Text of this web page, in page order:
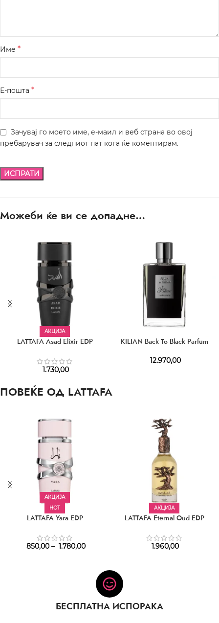
Име *
Е-пошта *
Зачувај го моето име, е-маил и веб страна во овој
пребарувач за следниот пат кога ќе коментирам.
Можеби ќе ви се допадне…
АКЦИЈА
LATTAFA Asad Elixir EDP
1.730,00
KILIAN Back To Black Parfum
12.970,00
ПОВЕЌЕ ОД LATTAFA
АКЦИЈА
HOT
LATTAFA Yara EDP
850,00 – 1.780,00
АКЦИЈА
LATTAFA Eternal Oud EDP
1.960,00
БЕСПЛАТНА ИСПОРАКА